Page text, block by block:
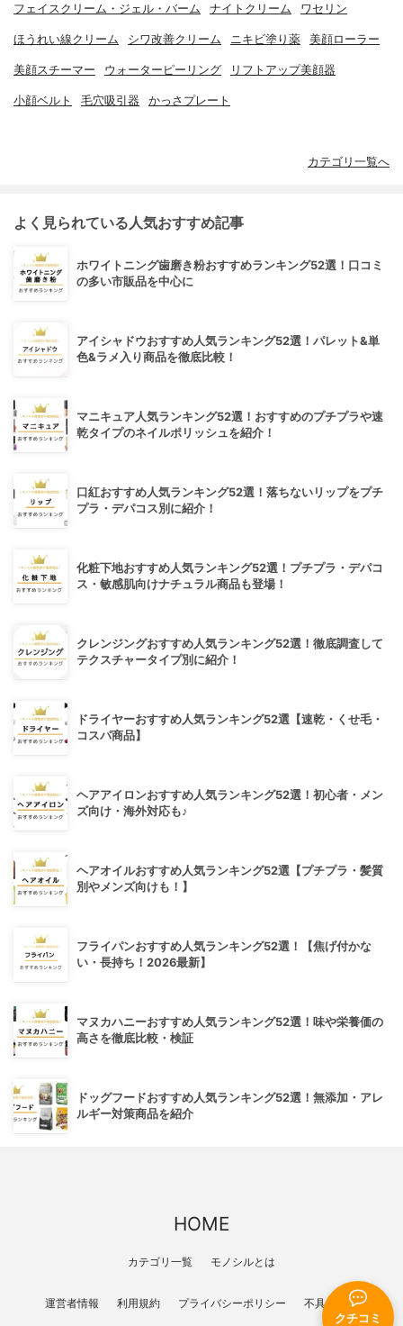
クチコミ
フェイスクリーム・ジェル・バーム ナイトクリーム ワセリン
ほうれい線クリーム シワ改善クリーム ニキビ塗り薬 美顔ローラー
美顔スチーマー ウォーターピーリング リフトアップ美顔器
小顔ベルト 毛穴吸引器 かっさプレート
カテゴリ一覧へ
よく見られている人気おすすめ記事
ホワイトニング歯磨き粉おすすめランキング52選！口コミ
の多い市販品を中心に
アイシャドウおすすめ人気ランキング52選！パレット&単
色&ラメ入り商品を徹底比較！
マニキュア人気ランキング52選！おすすめのプチプラや速
乾タイプのネイルポリッシュを紹介！
口紅おすすめ人気ランキング52選！落ちないリップをプチ
プラ・デパコス別に紹介！
化粧下地おすすめ人気ランキング52選！プチプラ・デパコ
ス・敏感肌向けナチュラル商品も登場！
クレンジングおすすめ人気ランキング52選！徹底調査して
テクスチャータイプ別に紹介！
ドライヤーおすすめ人気ランキング52選【速乾・くせ毛・
コスパ商品】
ヘアアイロンおすすめ人気ランキング52選！初心者・メン
ズ向け・海外対応も♪
ヘアオイルおすすめ人気ランキング52選【プチプラ・髪質
別やメンズ向けも！】
フライパンおすすめ人気ランキング52選！【焦げ付かな
い・長持ち！2026最新】
マヌカハニーおすすめ人気ランキング52選！味や栄養価の
高さを徹底比較・検証
ドッグフードおすすめ人気ランキング52選！無添加・アレ
ルギー対策商品を紹介
HOME
カテゴリ一覧 モノシルとは
運営者情報 利用規約 プライバシーポリシー 不具合報告